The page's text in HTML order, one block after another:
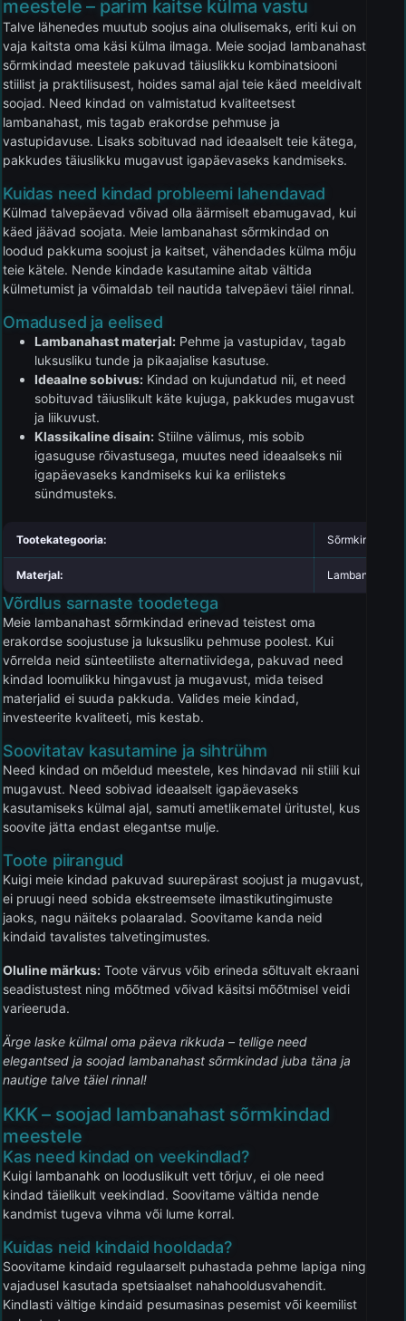
meestele – parim kaitse külma vastu
Talve lähenedes muutub soojus aina olulisemaks, eriti kui on
vaja kaitsta oma käsi külma ilmaga. Meie soojad lambanahast
sõrmkindad meestele pakuvad täiuslikku kombinatsiooni
stiilist ja praktilisusest, hoides samal ajal teie käed meeldivalt
soojad. Need kindad on valmistatud kvaliteetsest
lambanahast, mis tagab erakordse pehmuse ja
vastupidavuse. Lisaks sobituvad nad ideaalselt teie kätega,
pakkudes täiuslikku mugavust igapäevaseks kandmiseks.
Kuidas need kindad probleemi lahendavad
Külmad talvepäevad võivad olla äärmiselt ebamugavad, kui
käed jäävad soojata. Meie lambanahast sõrmkindad on
loodud pakkuma soojust ja kaitset, vähendades külma mõju
teie kätele. Nende kindade kasutamine aitab vältida
külmetumist ja võimaldab teil nautida talvepäevi täiel rinnal.
Omadused ja eelised
Lambanahast materjal: Pehme ja vastupidav, tagab
luksusliku tunde ja pikaajalise kasutuse.
Ideaalne sobivus: Kindad on kujundatud nii, et need
sobituvad täiuslikult käte kujuga, pakkudes mugavust
ja liikuvust.
Klassikaline disain: Stiilne välimus, mis sobib
igasuguse rõivastusega, muutes need ideaalseks nii
igapäevaseks kandmiseks kui ka erilisteks
sündmusteks.
Tootekategooria: Sõrmkindad
Materjal: Lambanahk
Võrdlus sarnaste toodetega
Meie lambanahast sõrmkindad erinevad teistest oma
erakordse soojustuse ja luksusliku pehmuse poolest. Kui
võrrelda neid sünteetiliste alternatiividega, pakuvad need
kindad loomulikku hingavust ja mugavust, mida teised
materjalid ei suuda pakkuda. Valides meie kindad,
investeerite kvaliteeti, mis kestab.
Soovitatav kasutamine ja sihtrühm
Need kindad on mõeldud meestele, kes hindavad nii stiili kui
mugavust. Need sobivad ideaalselt igapäevaseks
kasutamiseks külmal ajal, samuti ametlikematel üritustel, kus
soovite jätta endast elegantse mulje.
Toote piirangud
Kuigi meie kindad pakuvad suurepärast soojust ja mugavust,
ei pruugi need sobida ekstreemsete ilmastikutingimuste
jaoks, nagu näiteks polaaralad. Soovitame kanda neid
kindaid tavalistes talvetingimustes.
Oluline märkus: Toote värvus võib erineda sõltuvalt ekraani
seadistustest ning mõõtmed võivad käsitsi mõõtmisel veidi
varieeruda.
Ärge laske külmal oma päeva rikkuda – tellige need
elegantsed ja soojad lambanahast sõrmkindad juba täna ja
nautige talve täiel rinnal!
KKK – soojad lambanahast sõrmkindad
meestele
Kas need kindad on veekindlad?
Kuigi lambanahk on looduslikult vett tõrjuv, ei ole need
kindad täielikult veekindlad. Soovitame vältida nende
kandmist tugeva vihma või lume korral.
Kuidas neid kindaid hooldada?
Soovitame kindaid regulaarselt puhastada pehme lapiga ning
vajadusel kasutada spetsiaalset nahahooldusvahendit.
Kindlasti vältige kindaid pesumasinas pesemist või keemilist